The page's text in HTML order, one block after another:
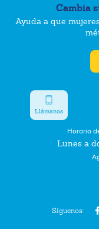
Cambia
Ayuda a que
Síguenos:
Horario
Lunes a
Llámanos